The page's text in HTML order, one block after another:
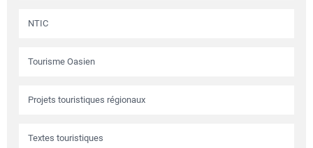
NTIC
Tourisme Oasien
Projets touristiques régionaux
Textes touristiques